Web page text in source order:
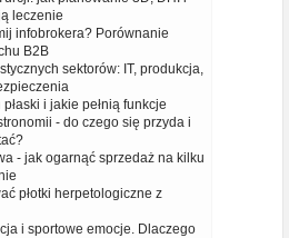
leczenie
infobrokera? Porównanie
B2B
sektorów: IT, produkcja,
i jakie pełnią funkcje
- do czego się przyda i
- jak ogarnąć sprzedaż na kilku
płotki herpetologiczne z
i sportowe emocje. Dlaczego